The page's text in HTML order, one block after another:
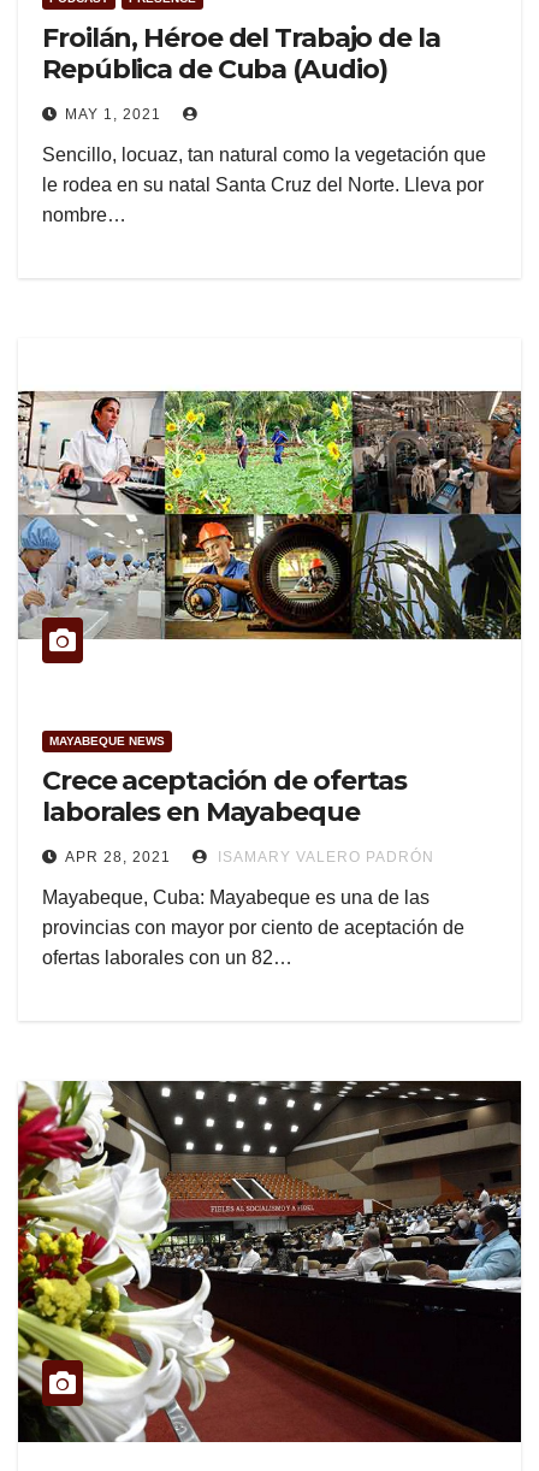
Froilán, Héroe del Trabajo de la
República de Cuba (Audio)
MAY 1, 2021
Sencillo, locuaz, tan natural como la vegetación que
le rodea en su natal Santa Cruz del Norte. Lleva por
nombre…
MAYABEQUE NEWS
Crece aceptación de ofertas
laborales en Mayabeque
APR 28, 2021 ISAMARY VALERO PADRÓN
Mayabeque, Cuba: Mayabeque es una de las
provincias con mayor por ciento de aceptación de
ofertas laborales con un 82…